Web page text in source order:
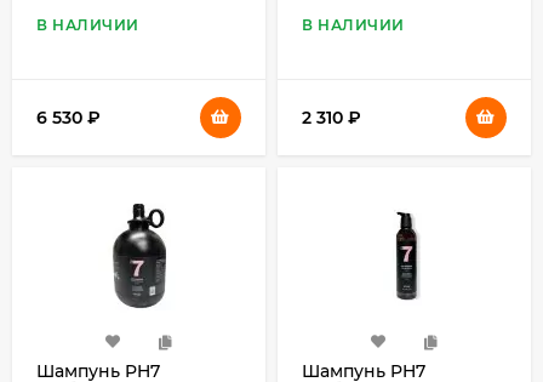
2 л
В НАЛИЧИИ
6 530 ₽
460 мл
В НАЛИЧИИ
2 310 ₽
Шампунь PH7
Шампунь PH7